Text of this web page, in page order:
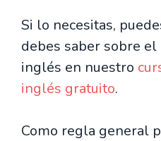
Si lo necesitas,
debes saber sobre
inglés en nuestro
inglés gratuito.
Como regla general